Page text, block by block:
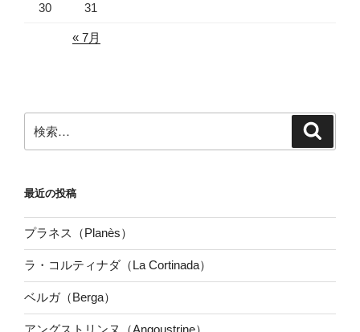
30 31
« 7月
索:
最近の投稿
プラネス（Planès）
ラ・コルティナダ（La Cortinada）
ベルガ（Berga）
アングストリンヌ（Angoustrine）